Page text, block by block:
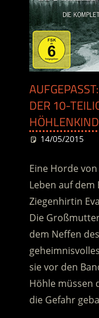
DER 10-
14/05/2015
Eine Horde
Leben auf dem
Ziegenhirtin
Die
dem Neffen
sie vor den
Höhle müssen
die Gefahr